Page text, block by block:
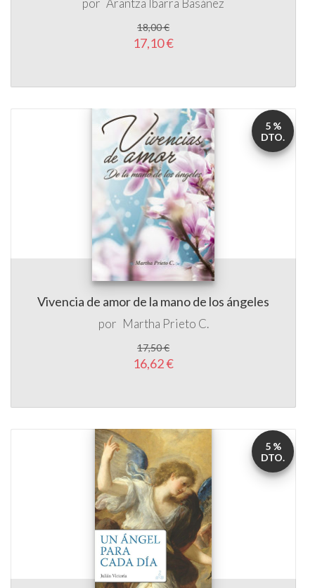
por Arantza Ibarra Basáñez
18,00 €
17,10 €
Vivencia de amor de la mano de los ángeles
por Martha Prieto C.
17,50 €
16,62 €
5 %
DTO.
5 %
DTO.